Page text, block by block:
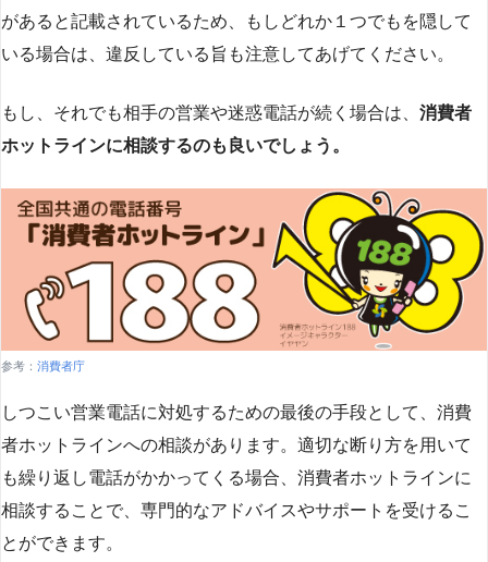
があると記載されているため、もしどれか１つでもを隠して
いる場合は、違反している旨も注意してあげてください。
もし、それでも相手の営業や迷惑電話が続く場合は、 消費者
ホットラインに相談するのも良いでしょう。
参考： 消費者庁
しつこい営業電話に対処するための最後の手段として、消費
者ホットラインへの相談があります。適切な断り方を用いて
も繰り返し電話がかかってくる場合、消費者ホットラインに
相談することで、専門的なアドバイスやサポートを受けるこ
とができます​​。